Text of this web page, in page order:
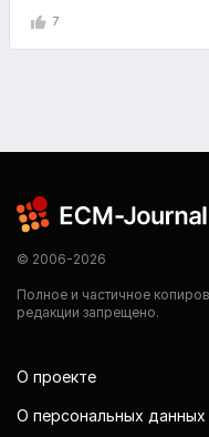
7
© 2006-2026
Полное и частичное
редакции запрещено.
О проекте
О персональных данных